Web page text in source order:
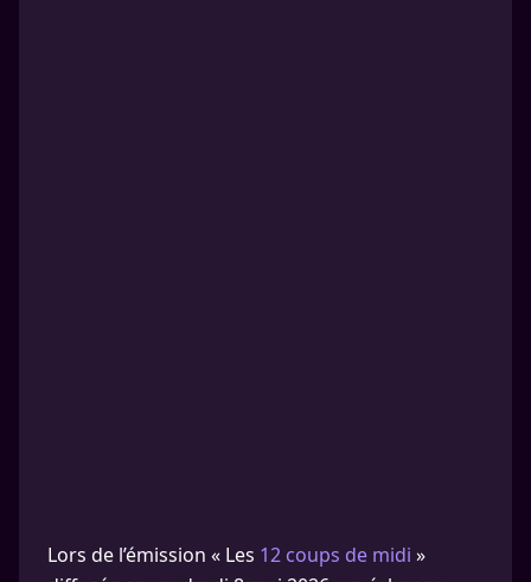
Lors de l’émission « Les 12 coups de midi »